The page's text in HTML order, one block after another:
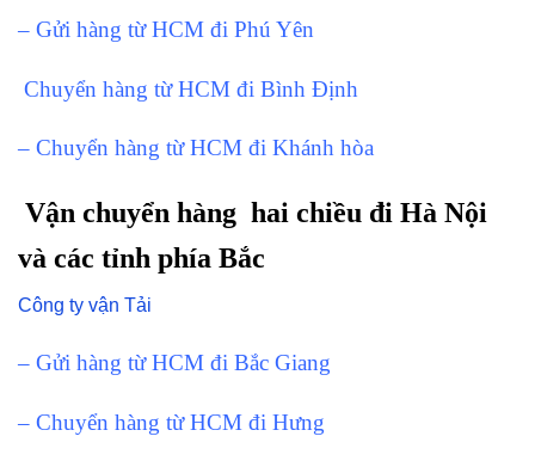
– Gửi hàng từ HCM đi Phú Yên
Chuyển hàng từ HCM đi Bình Định
– Chuyển hàng từ HCM đi Khánh hòa
Vận chuyển hàng hai chiều đi Hà Nội
và các tỉnh phía Bắc
Công ty vận Tải
– Gửi hàng từ HCM đi Bắc Giang
– Chuyển hàng từ HCM đi Hưng